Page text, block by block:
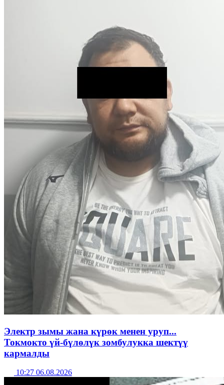
Электр зымы жана күрөк менен уруп...
Токмокто үй-бүлөлүк зомбулукка шектүү
кармалды
10:27 06.08.2026